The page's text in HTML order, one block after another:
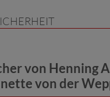
von Henning
von der